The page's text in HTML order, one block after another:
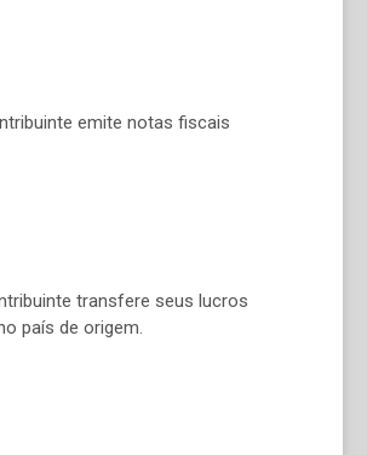
emite notas fiscais
transfere seus lucros
país de origem.